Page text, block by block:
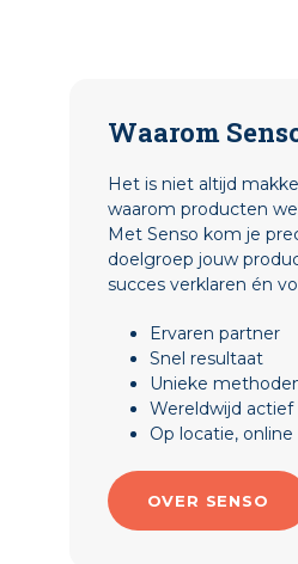
Waarom
Het is niet altijd
waarom producten
Met Senso kom je
doelgroep jouw
succes verklaren én
Ervaren partner
Snel resultaat
Unieke
Wereldwijd actief
Op locatie,
OVER SENSO